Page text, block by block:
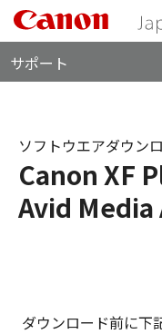
サポート
Canon XF
Avid Media
ソフトウエアダウン
ダウンロード前に下